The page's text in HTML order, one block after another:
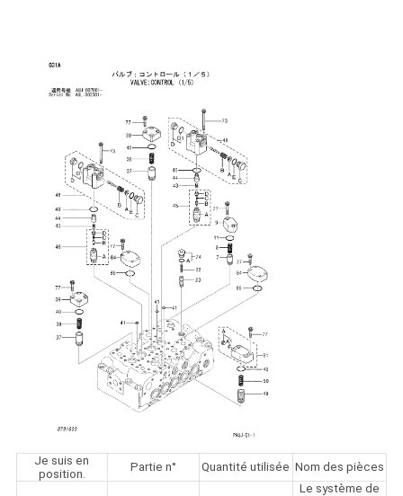
Je suis en
position.
Partie n° Quantité utilisée Nom des pièces
Le système de